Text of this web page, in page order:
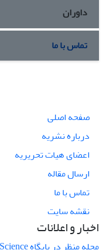
داوران
تماس با ما
صفحه اصلی
درباره نشریه
اعضای هیات تحریریه
ارسال مقاله
تماس با ما
نقشه سایت
اخبار و اعلانات
مجله منظر در پایگاه Web of Science نمایه شد.